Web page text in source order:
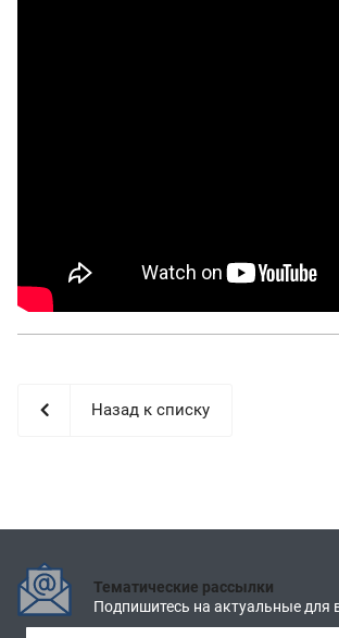
Назад к списку
Тематические рассылки
Подпишитесь на актуальные для